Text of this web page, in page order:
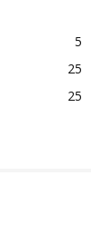
5
25
25